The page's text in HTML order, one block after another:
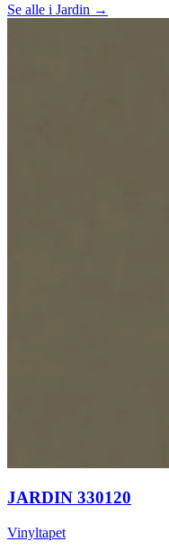
Se alle i Jardin →
JARDIN 330120
Vinyltapet